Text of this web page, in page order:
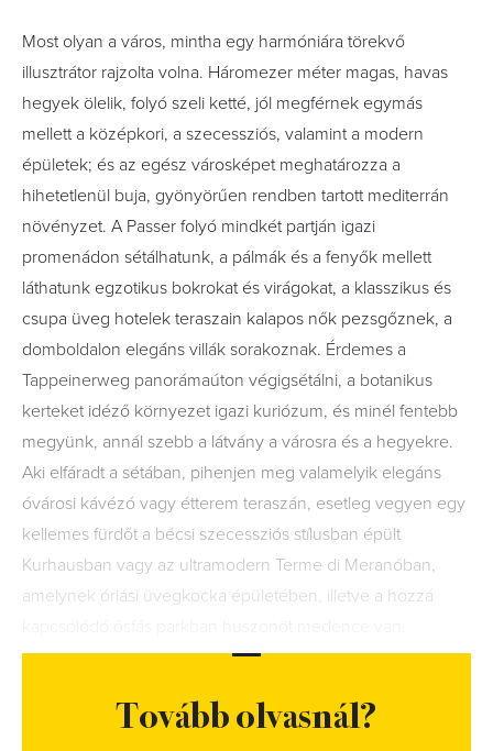
Most olyan a város, mintha egy harmóniára törekvő
illusztrátor rajzolta volna. Háromezer méter magas, havas
hegyek ölelik, folyó szeli ketté, jól megférnek egymás
mellett a középkori, a szecessziós, valamint a modern
épületek; és az egész városképet meghatározza a
hihetetlenül buja, gyönyörűen rendben tartott mediterrán
növényzet. A Passer folyó mindkét partján igazi
promenádon sétálhatunk, a pálmák és a fenyők mellett
láthatunk egzotikus bokrokat és virágokat, a klasszikus és
csupa üveg hotelek teraszain kalapos nők pezsgőznek, a
domboldalon elegáns villák sorakoznak. Érdemes a
Tappeinerweg panorámaúton végigsétálni, a botanikus
kerteket idéző környezet igazi kuriózum, és minél fentebb
megyünk, annál szebb a látvány a városra és a hegyekre.
Aki elfáradt a sétában, pihenjen meg valamelyik elegáns
óvárosi kávézó vagy étterem teraszán, esetleg vegyen egy
kellemes fürdőt a bécsi szecessziós stílusban épült
Kurhausban vagy az ultramodern Terme di Meranóban,
amelynek óriási üvegkocka épületében, illetve a hozzá
Tovább olvasnál?